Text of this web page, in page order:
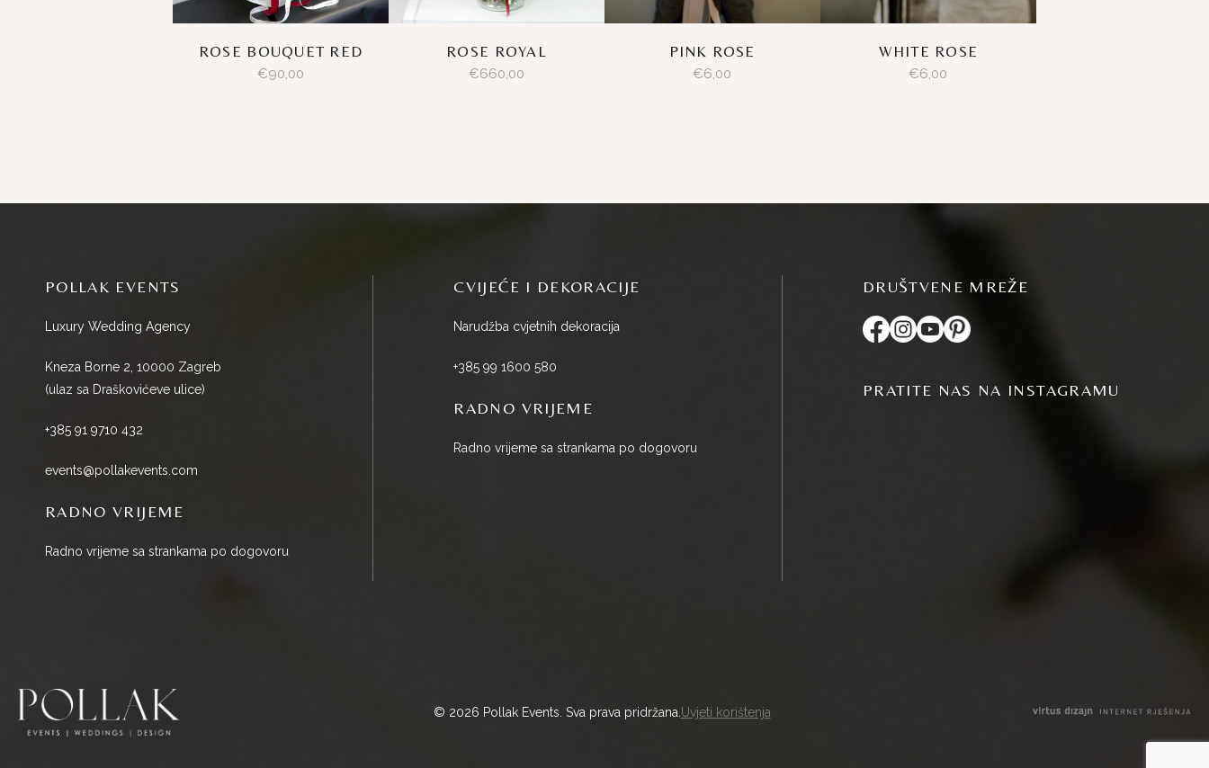
ROSE BOUQUET RED
€90,00
ROSE ROYAL
€660,00
PINK ROSE
€6,00
WHITE ROSE
€6,00
POLLAK EVENTS
Luxury Wedding Agency
Kneza Borne 2, 10000 Zagreb
(ulaz sa Draškovićeve ulice)
+385 91 9710 432
events@pollakevents.com
RADNO VRIJEME
Radno vrijeme sa strankama po dogovoru
CVIJEĆE I DEKORACIJE
Narudžba cvjetnih dekoracija
+385 99 1600 580
RADNO VRIJEME
Radno vrijeme sa strankama po dogovoru
DRUŠTVENE MREŽE
PRATITE NAS NA INSTAGRAMU
© 2026 Pollak Events. Sva prava pridržana. Uvjeti korištenja